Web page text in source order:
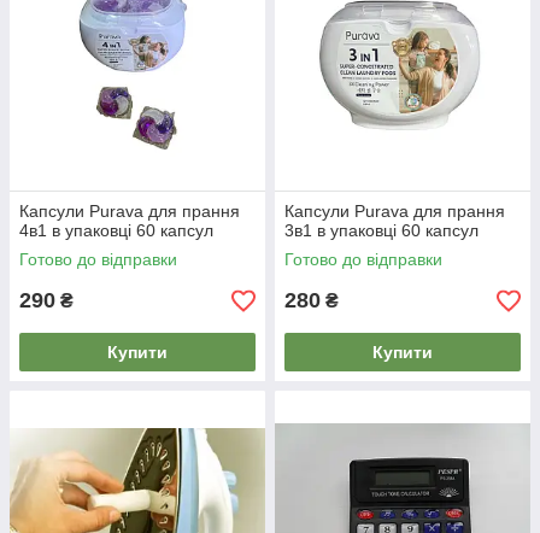
Капсули Рurava для прання
4в1 в упаковці 60 капсул
Готово до відправки
290 ₴
Купити
Капсули Рurava для прання
3в1 в упаковці 60 капсул
Готово до відправки
280 ₴
Купити